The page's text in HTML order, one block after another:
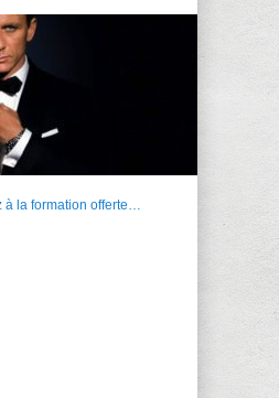
à la formation offerte…